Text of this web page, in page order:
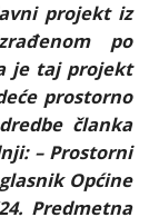
projekt iz
po
je taj projekt
prostorno
članka
– Prostorni
Općine
Predmetna